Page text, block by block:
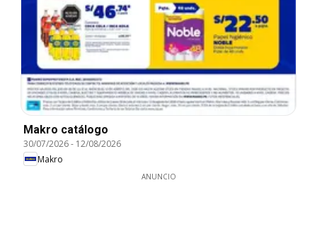
Makro catálogo
30/07/2026- 12/08/2026
Makro
ANUNCIO